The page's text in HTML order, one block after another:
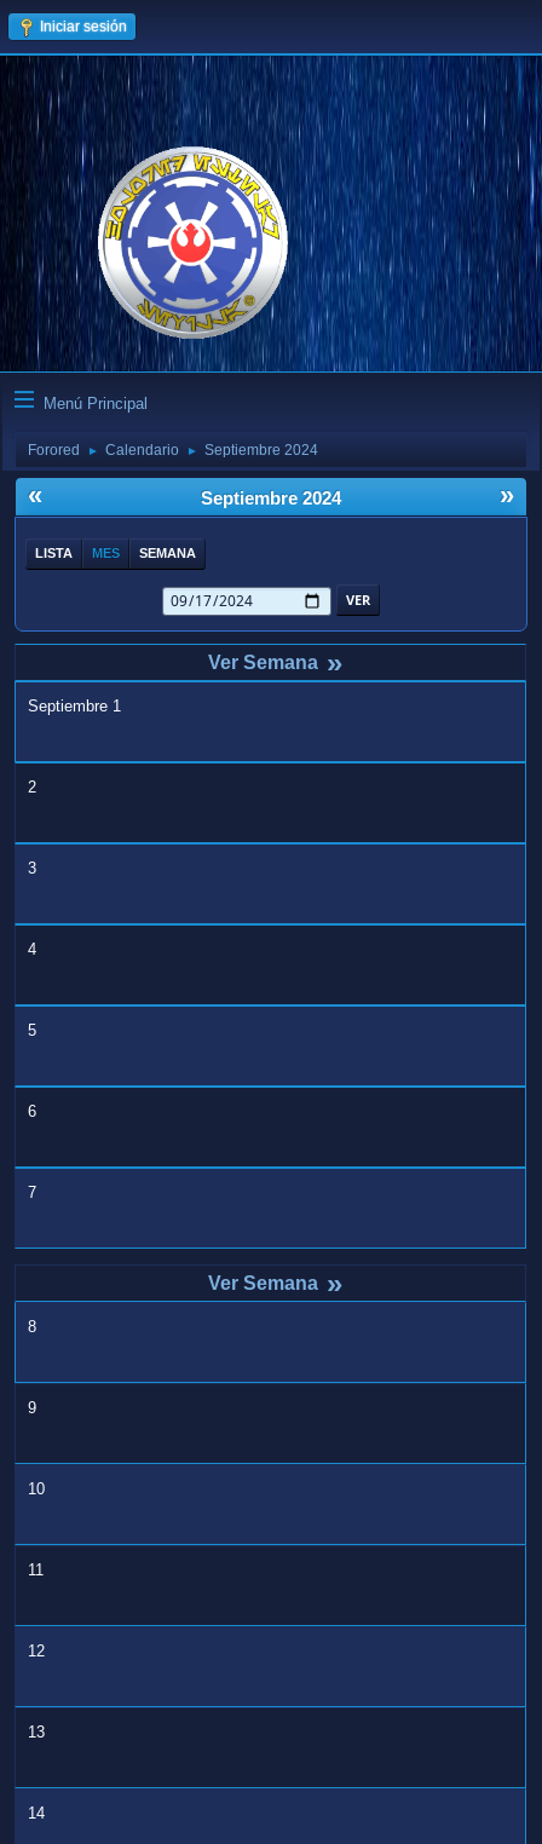
Iniciar sesión
Menú Principal
Forored ► Calendario ► Septiembre 2024
« »
Septiembre 2024
LISTA MES SEMANA
»
Septiembre 1
2
3
4
5
6
7
»
8
9
10
11
12
13
14